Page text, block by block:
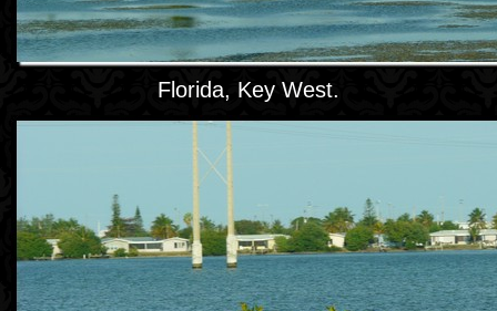
Florida, Key West.